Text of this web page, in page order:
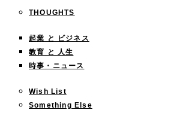
THOUGHTS
起業 と ビジネス
教育 と 人生
時事・ニュース
Wish List
Something Else